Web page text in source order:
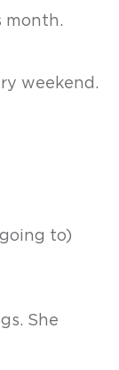
month.
weekend.
to)
She